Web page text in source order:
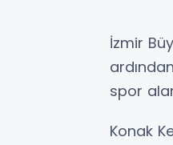
İzmir
spor
Konak